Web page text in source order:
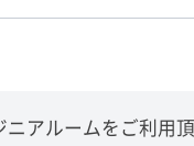
ニアルームをご利用